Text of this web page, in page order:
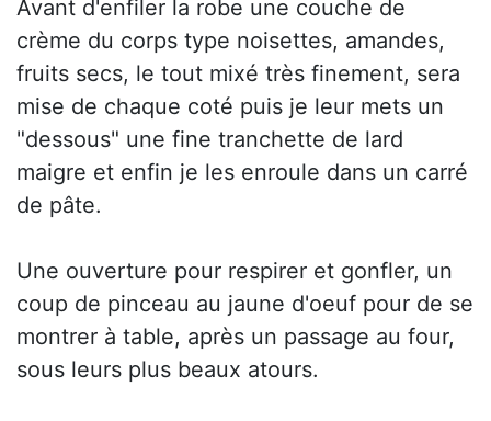
Avant d'enfiler la robe une couche de
crème du corps type noisettes, amandes,
fruits secs, le tout mixé très finement, sera
mise de chaque coté puis je leur mets un
"dessous" une fine tranchette de lard
maigre et enfin je les enroule dans un carré
de pâte.
Une ouverture pour respirer et gonfler, un
coup de pinceau au jaune d'oeuf pour de se
montrer à table, après un passage au four,
sous leurs plus beaux atours.